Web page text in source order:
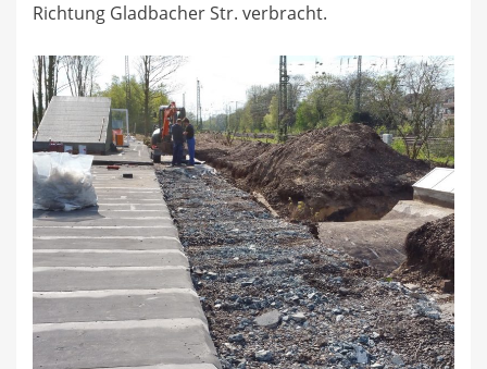
Richtung Gladbacher Str. verbracht.